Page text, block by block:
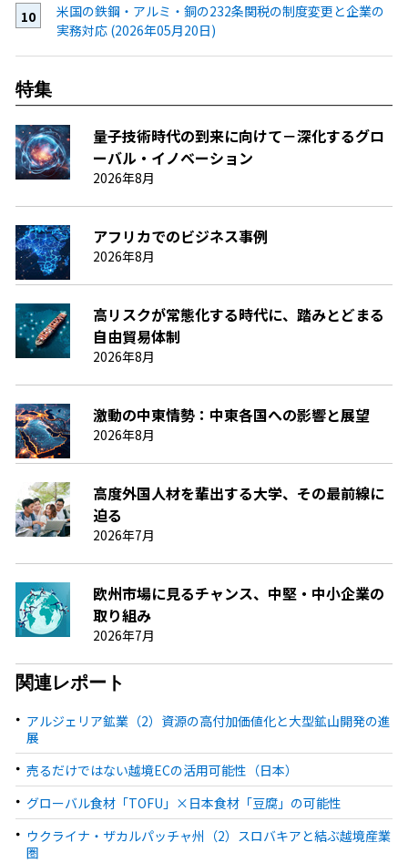
米国の鉄鋼・アルミ・銅の232条関税の制度変更と企業の
実務対応 (2026年05月20日)
特集
量子技術時代の到来に向けて－深化するグロ
ーバル・イノベーション
2026年8月
アフリカでのビジネス事例
2026年8月
高リスクが常態化する時代に、踏みとどまる
自由貿易体制
2026年8月
激動の中東情勢：中東各国への影響と展望
2026年8月
高度外国人材を輩出する大学、その最前線に
迫る
2026年7月
欧州市場に見るチャンス、中堅・中小企業の
取り組み
2026年7月
関連レポート
アルジェリア鉱業（2）資源の高付加価値化と大型鉱山開発の進
展
売るだけではない越境ECの活用可能性（日本）
グローバル食材「TOFU」×日本食材「豆腐」の可能性
ウクライナ・ザカルパッチャ州（2）スロバキアと結ぶ越境産業
圏